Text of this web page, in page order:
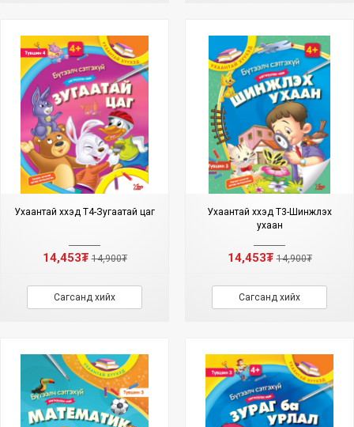
Ухаантай хүүхэд Т4-Зугаатай цаг
14,453₮14,900₮
Сагсанд хийх
Ухаантай хүүхэд Т3-Шинжлэх
ухаан
14,453₮14,900₮
Сагсанд хийх